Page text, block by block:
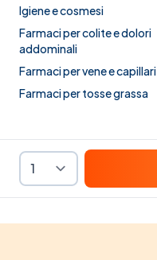
Igiene e cosmesi
Farmaci per colite e dolori
addominali
Farmaci per vene e capillari
Farmaci per tosse grassa